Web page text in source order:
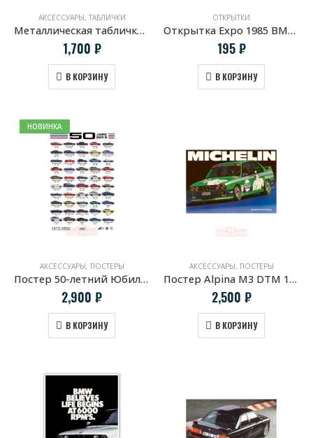
АКСЕССУАРЫ, ТАБЛИЧКИ
Металлическая табличка BMW M3 THANK YOU. E30 DTM
1,700 ₽
В КОРЗИНУ
ОТКРЫТКИ
Открытка Expo 1985 BMW Motorsport
195₽
В КОРЗИНУ
НОВИНКА
АКСЕССУАРЫ, ПОСТЕРЫ
Постер 50-летний Юбилей BMW M
2,900 ₽
В КОРЗИНУ
АКСЕССУАРЫ, ПОСТЕРЫ
Постер Alpina M3 DTM 1987
2,500 ₽
В КОРЗИНУ